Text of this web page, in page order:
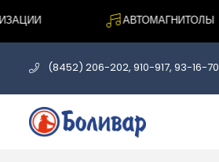
АВТОМАГНИТОЛЫ
(8452) 206-202, 910-917, 93-16-70